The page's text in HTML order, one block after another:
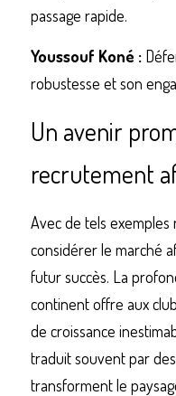
passage rapide.
Youssouf Koné :
robustesse et son
Un avenir
recrutement
Avec de tels exemples
considérer le marché
futur succès. La
continent offre aux
de croissance
traduit souvent par
transforment le